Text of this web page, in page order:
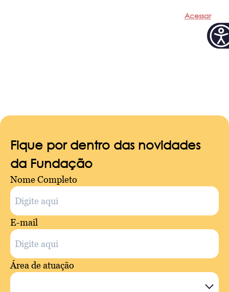
Acessar
Fique por dentro das novidades
da Fundação
Nome Completo
E-mail
Área de atuação